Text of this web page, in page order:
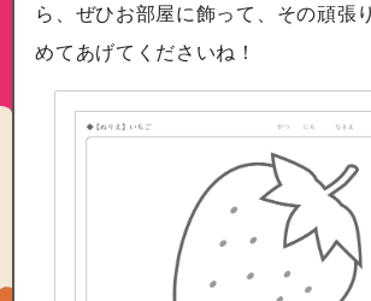
ら、ぜひお部屋に飾って、その頑張
めてあげてくださいね！